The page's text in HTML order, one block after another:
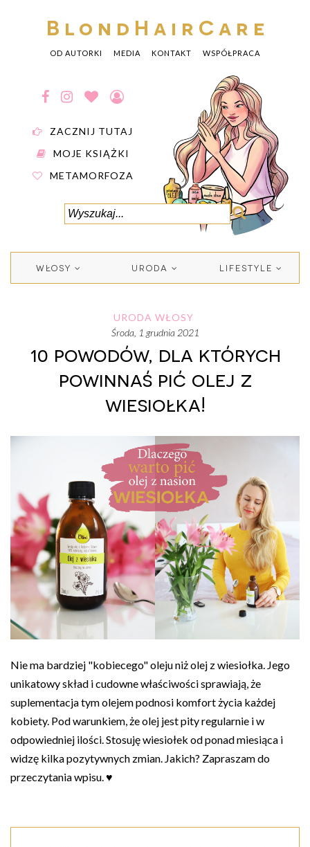
BlondHairCare
OD AUTORKI MEDIA KONTAKT WSPÓŁPRACA
ZACZNIJ TUTAJ
MOJE KSIĄŻKI
METAMORFOZA
WŁOSY URODA LIFESTYLE
URODA WŁOSY
środa, 1 grudnia 2021
10 powodów, dla których
powinnaś pić olej z
wiesiołka!
Nie ma bardziej "kobiecego" oleju niż olej z wiesiołka. Jego
unikatowy skład i cudowne właściwości sprawiają, że
suplementacja tym olejem podnosi komfort życia każdej
kobiety. Pod warunkiem, że olej jest pity regularnie i w
odpowiedniej ilości. Stosuję wiesiołek od ponad miesiąca i
widzę kilka pozytywnych zmian. Jakich? Zapraszam do
przeczytania wpisu. ♥